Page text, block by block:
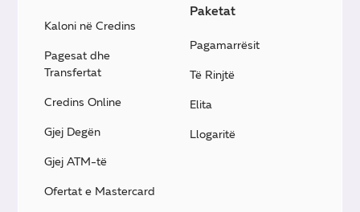
Kaloni në Credins
Pagesat dhe
Transfertat
Credins Online
Gjej Degën
Gjej ATM-të
Ofertat e Mastercard
Paketat
Pagamarrësit
Të Rinjtë
Elita
Llogaritë